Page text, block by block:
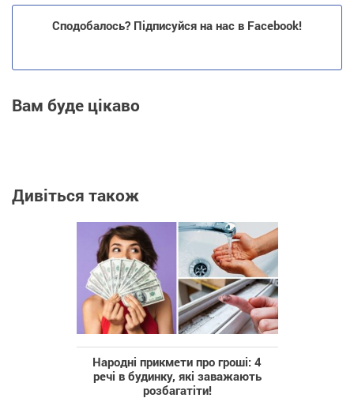
Сподобалось? Підписуйся на нас в Facebook!
Вам буде цікаво
Дивіться також
Народні прикмети про гроші: 4
речі в будинку, які заважають
розбагатіти!